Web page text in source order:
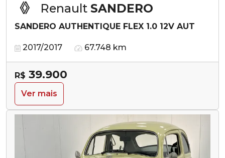
Renault SANDERO
SANDERO AUTHENTIQUE FLEX 1.0 12V AUT
2017/2017 67.748 km
R$ 39.900
Ver mais